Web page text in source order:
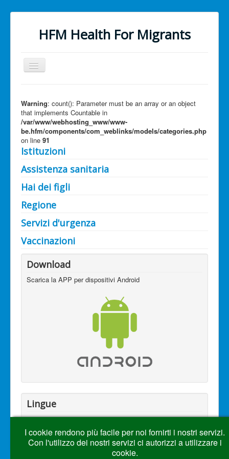
HFM Health For Migrants
Cambia
navigazione
Home
Warning: count(): Parameter must be an array or an object
that implements Countable in
/var/www/webhosting_www/www-
be.hfm/components/com_weblinks/models/categories.php
on line 91
Istituzioni
Assistenza sanitaria
Hai dei figli
Regione
Servizi d'urgenza
Vaccinazioni
Download
Scarica la APP per dispositivi Android
Lingue
I cookie rendono più facile per noi fornirti i nostri servizi.
Con l'utilizzo dei nostri servizi ci autorizzi a utilizzare i
cookie.